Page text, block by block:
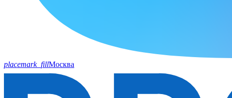
placemark_fillМосква